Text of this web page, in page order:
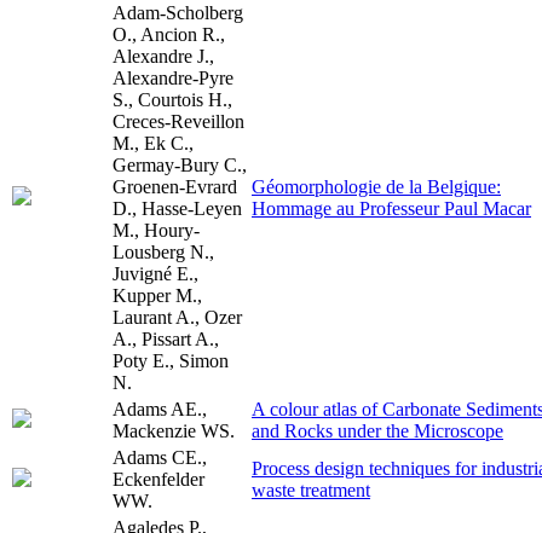
Adam-Scholberg
O., Ancion R.,
Alexandre J.,
Alexandre-Pyre
S., Courtois H.,
Creces-Reveillon
M., Ek C.,
Germay-Bury C.,
Groenen-Evrard
D., Hasse-Leyen
M., Houry-
Lousberg N.,
Juvigné E.,
Kupper M.,
Laurant A., Ozer
A., Pissart A.,
Poty E., Simon
N.
Géomorphologie de la Belgique:
Hommage au Professeur Paul Macar
Adams AE.,
Mackenzie WS.
A colour atlas of Carbonate
and Rocks under the Microscope
Adams CE.,
Eckenfelder
WW.
Process design techniques for
waste treatment
Agaledes P.,